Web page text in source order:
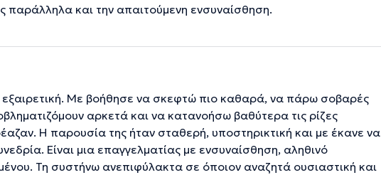
παράλληλα και την απαιτούμενη ενσυναίσθηση.
εξαιρετική. Με βοήθησε να σκεφτώ πιο καθαρά, να πάρω σοβαρές
αρκετά και να κατανοήσω βαθύτερα τις ρίζες
Η παρουσία της ήταν σταθερή, υποστηρικτική και με έκανε να
Είναι μια επαγγελματίας με ενσυναίσθηση, αληθινό
Τη συστήνω ανεπιφύλακτα σε όποιον αναζητά ουσιαστική και